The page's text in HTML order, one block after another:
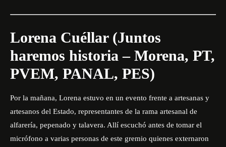
Lorena Cuéllar (Juntos
haremos historia – Morena, PT,
PVEM, PANAL, PES)
Por la mañana, Lorena estuvo en un evento frente a artesanas y
artesanos del Estado, representantes de la rama artesanal de
alfarería, pepenado y talavera. Allí escuchó antes de tomar el
micrófono a varias personas de este gremio quienes externaron